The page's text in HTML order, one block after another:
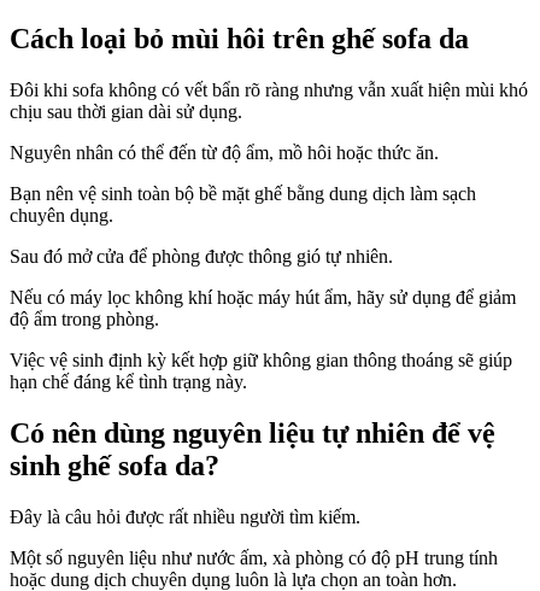
Cách loại bỏ mùi hôi trên ghế sofa da
Đôi khi sofa không có vết bẩn rõ ràng nhưng vẫn xuất hiện mùi khó
chịu sau thời gian dài sử dụng.
Nguyên nhân có thể đến từ độ ẩm, mồ hôi hoặc thức ăn.
Bạn nên vệ sinh toàn bộ bề mặt ghế bằng dung dịch làm sạch
chuyên dụng.
Sau đó mở cửa để phòng được thông gió tự nhiên.
Nếu có máy lọc không khí hoặc máy hút ẩm, hãy sử dụng để giảm
độ ẩm trong phòng.
Việc vệ sinh định kỳ kết hợp giữ không gian thông thoáng sẽ giúp
hạn chế đáng kể tình trạng này.
Có nên dùng nguyên liệu tự nhiên để vệ
sinh ghế sofa da?
Đây là câu hỏi được rất nhiều người tìm kiếm.
Một số nguyên liệu như nước ấm, xà phòng có độ pH trung tính
hoặc dung dịch chuyên dụng luôn là lựa chọn an toàn hơn.